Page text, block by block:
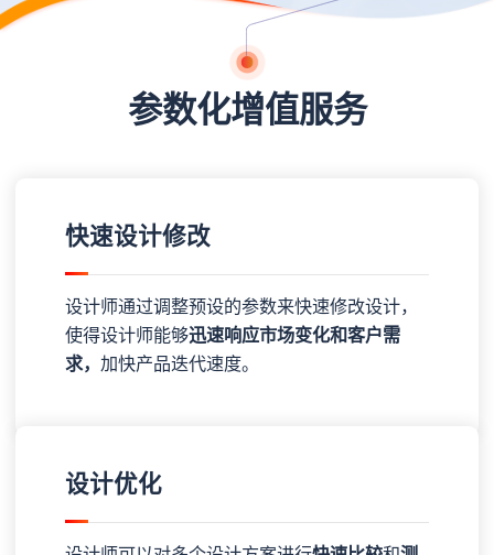
参数化增值服务
快速设计修改
设计师通过调整预设的参数来快速修改设计，
使得设计师能够迅速响应市场变化和客户需
求， 加快产品迭代速度。
设计优化